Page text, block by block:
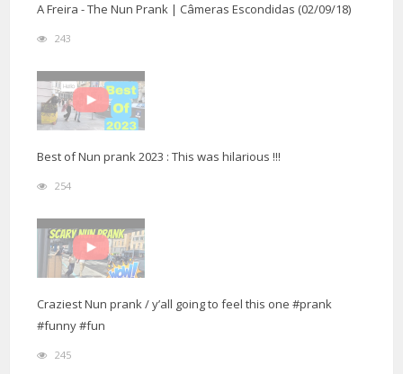
A Freira - The Nun Prank | Câmeras Escondidas (02/09/18)
243
Best of Nun prank 2023 : This was hilarious !!!
254
Craziest Nun prank / y’all going to feel this one #prank
#funny #fun
245